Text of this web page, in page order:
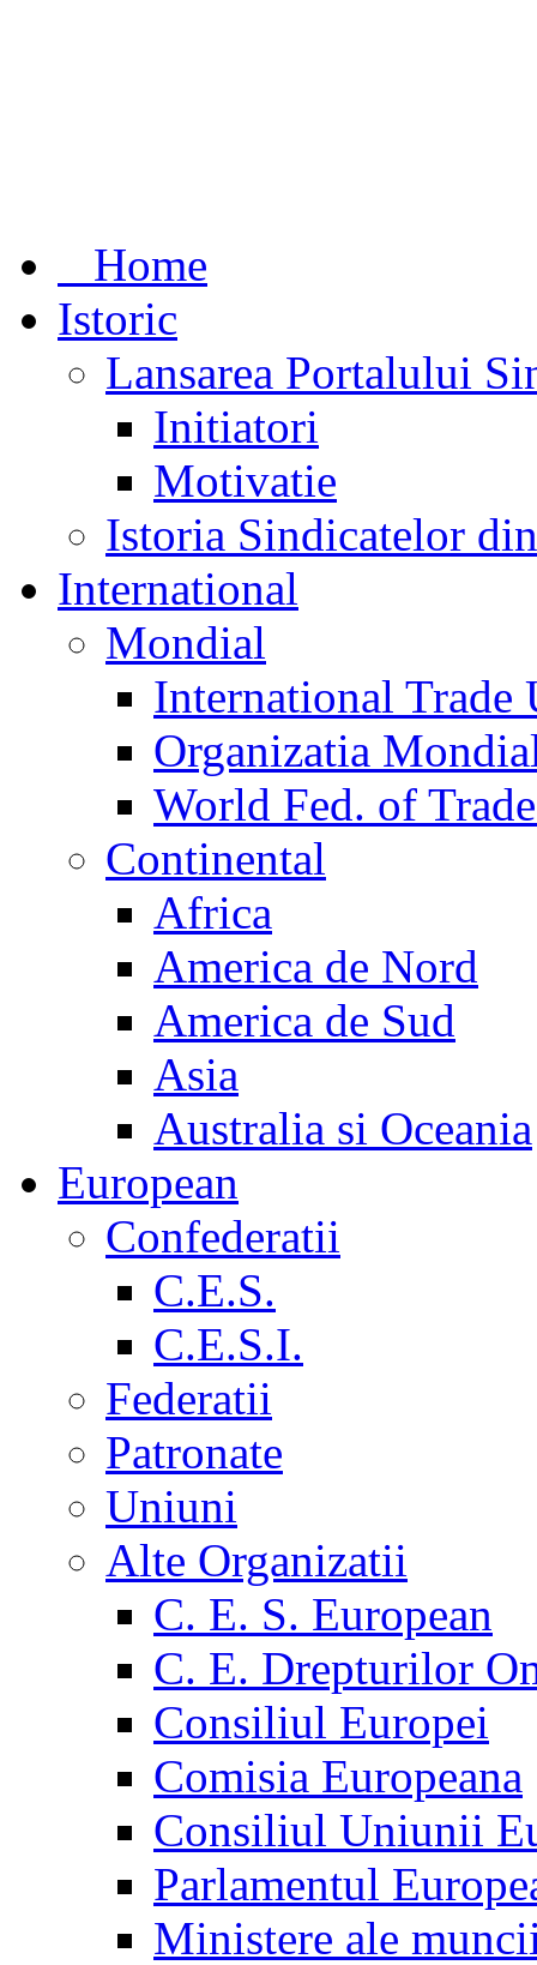
Home
Istoric
Lansarea Portalului
Initiatori
Motivatie
Istoria Sindicatelor
International
Mondial
International Trade
Organizatia
World Fed. of
Continental
Africa
America de Nord
America de Sud
Asia
Australia si Oceania
European
Confederatii
C.E.S.
C.E.S.I.
Federatii
Patronate
Uniuni
Alte Organizatii
C. E. S. European
C. E. Drepturilor
Consiliul Europei
Comisia Europeana
Consiliul Uniunii
Parlamentul
Ministere ale